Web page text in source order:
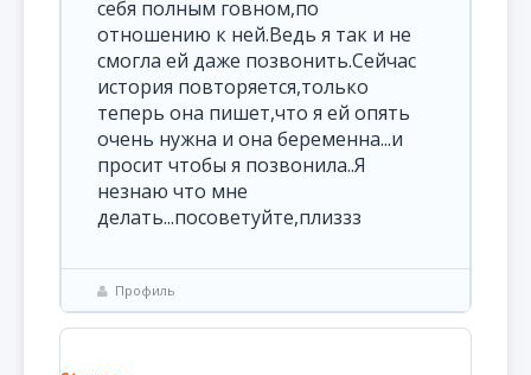
себя полным говном,по
отношению к ней.Ведь я так и не
смогла ей даже позвонить.Сейчас
история повторяется,только
теперь она пишет,что я ей опять
очень нужна и она беременна...и
просит чтобы я позвонила..Я
незнаю что мне
делать...посоветуйте,плиззз
Профиль